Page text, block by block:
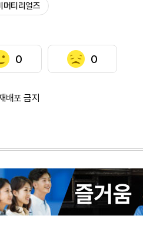
티리얼즈
0 0
배포 금지